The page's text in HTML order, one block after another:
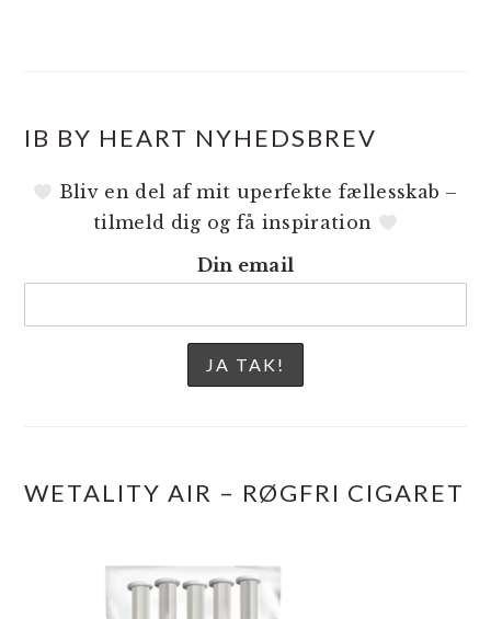
IB BY HEART NYHEDSBREV
Bliv en del af mit uperfekte fællesskab –
tilmeld dig og få inspiration
Din email
WETALITY AIR – RØGFRI CIGARET